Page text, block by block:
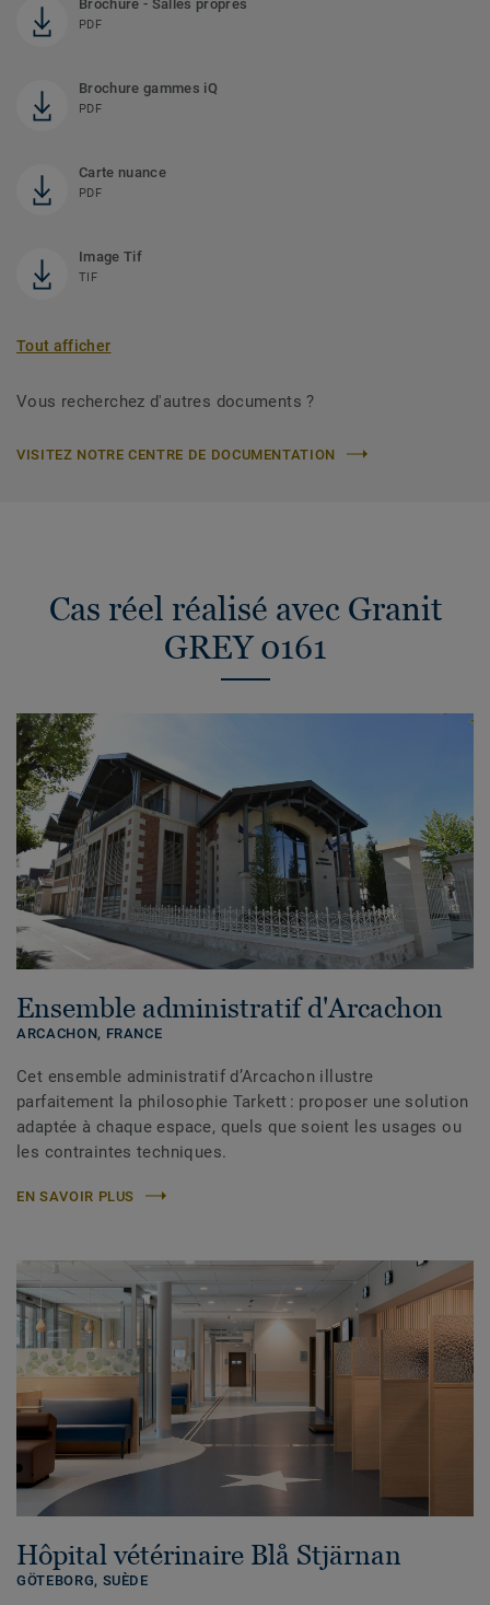
Brochure - Salles propres
PDF
Brochure gammes iQ
PDF
Carte nuance
PDF
Image Tif
TIF
Tout afficher
Vous recherchez d'autres documents ?
VISITEZ NOTRE CENTRE DE DOCUMENTATION
Cas réel réalisé avec Granit
GREY 0161
Ensemble administratif d'Arcachon
ARCACHON, FRANCE
Cet ensemble administratif d’Arcachon illustre
parfaitement la philosophie Tarkett : proposer une solution
adaptée à chaque espace, quels que soient les usages ou
les contraintes techniques.
EN SAVOIR PLUS
Hôpital vétérinaire Blå Stjärnan
GÖTEBORG, SUÈDE